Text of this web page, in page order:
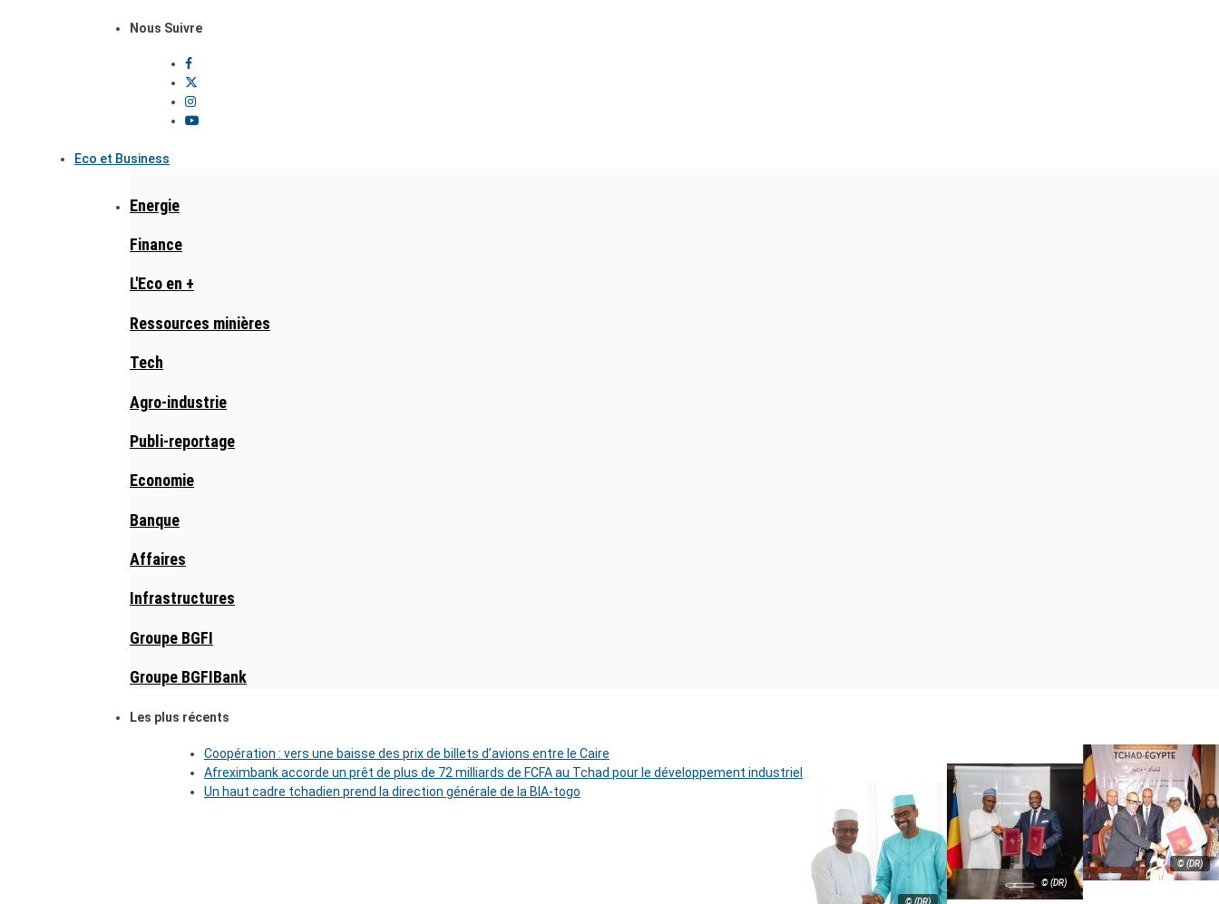
Nous Suivre
Eco et Business
Energie
Finance
L'Eco en +
Ressources minières
Tech
Agro-industrie
Publi-reportage
Economie
Banque
Affaires
Infrastructures
Groupe BGFI
Groupe BGFIBank
Les plus récents
© (DR)
Coopération : vers une baisse des prix de billets d’avions entre le Caire
© (DR)
Afreximbank accorde un prêt de plus de 72 milliards de FCFA au Tchad pour le développement industriel
© (DR)
Un haut cadre tchadien prend la direction générale de la BIA-togo